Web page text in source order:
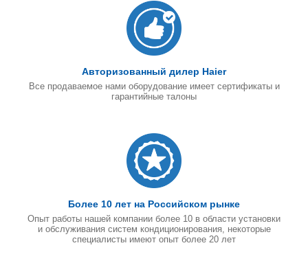
Авторизованный дилер Haier
Все продаваемое нами оборудование имеет сертификаты и
гарантийные талоны
Более 10 лет на Российском рынке
Опыт работы нашей компании более 10 в области установки
и обслуживания систем кондиционирования, некоторые
специалисты имеют опыт более 20 лет